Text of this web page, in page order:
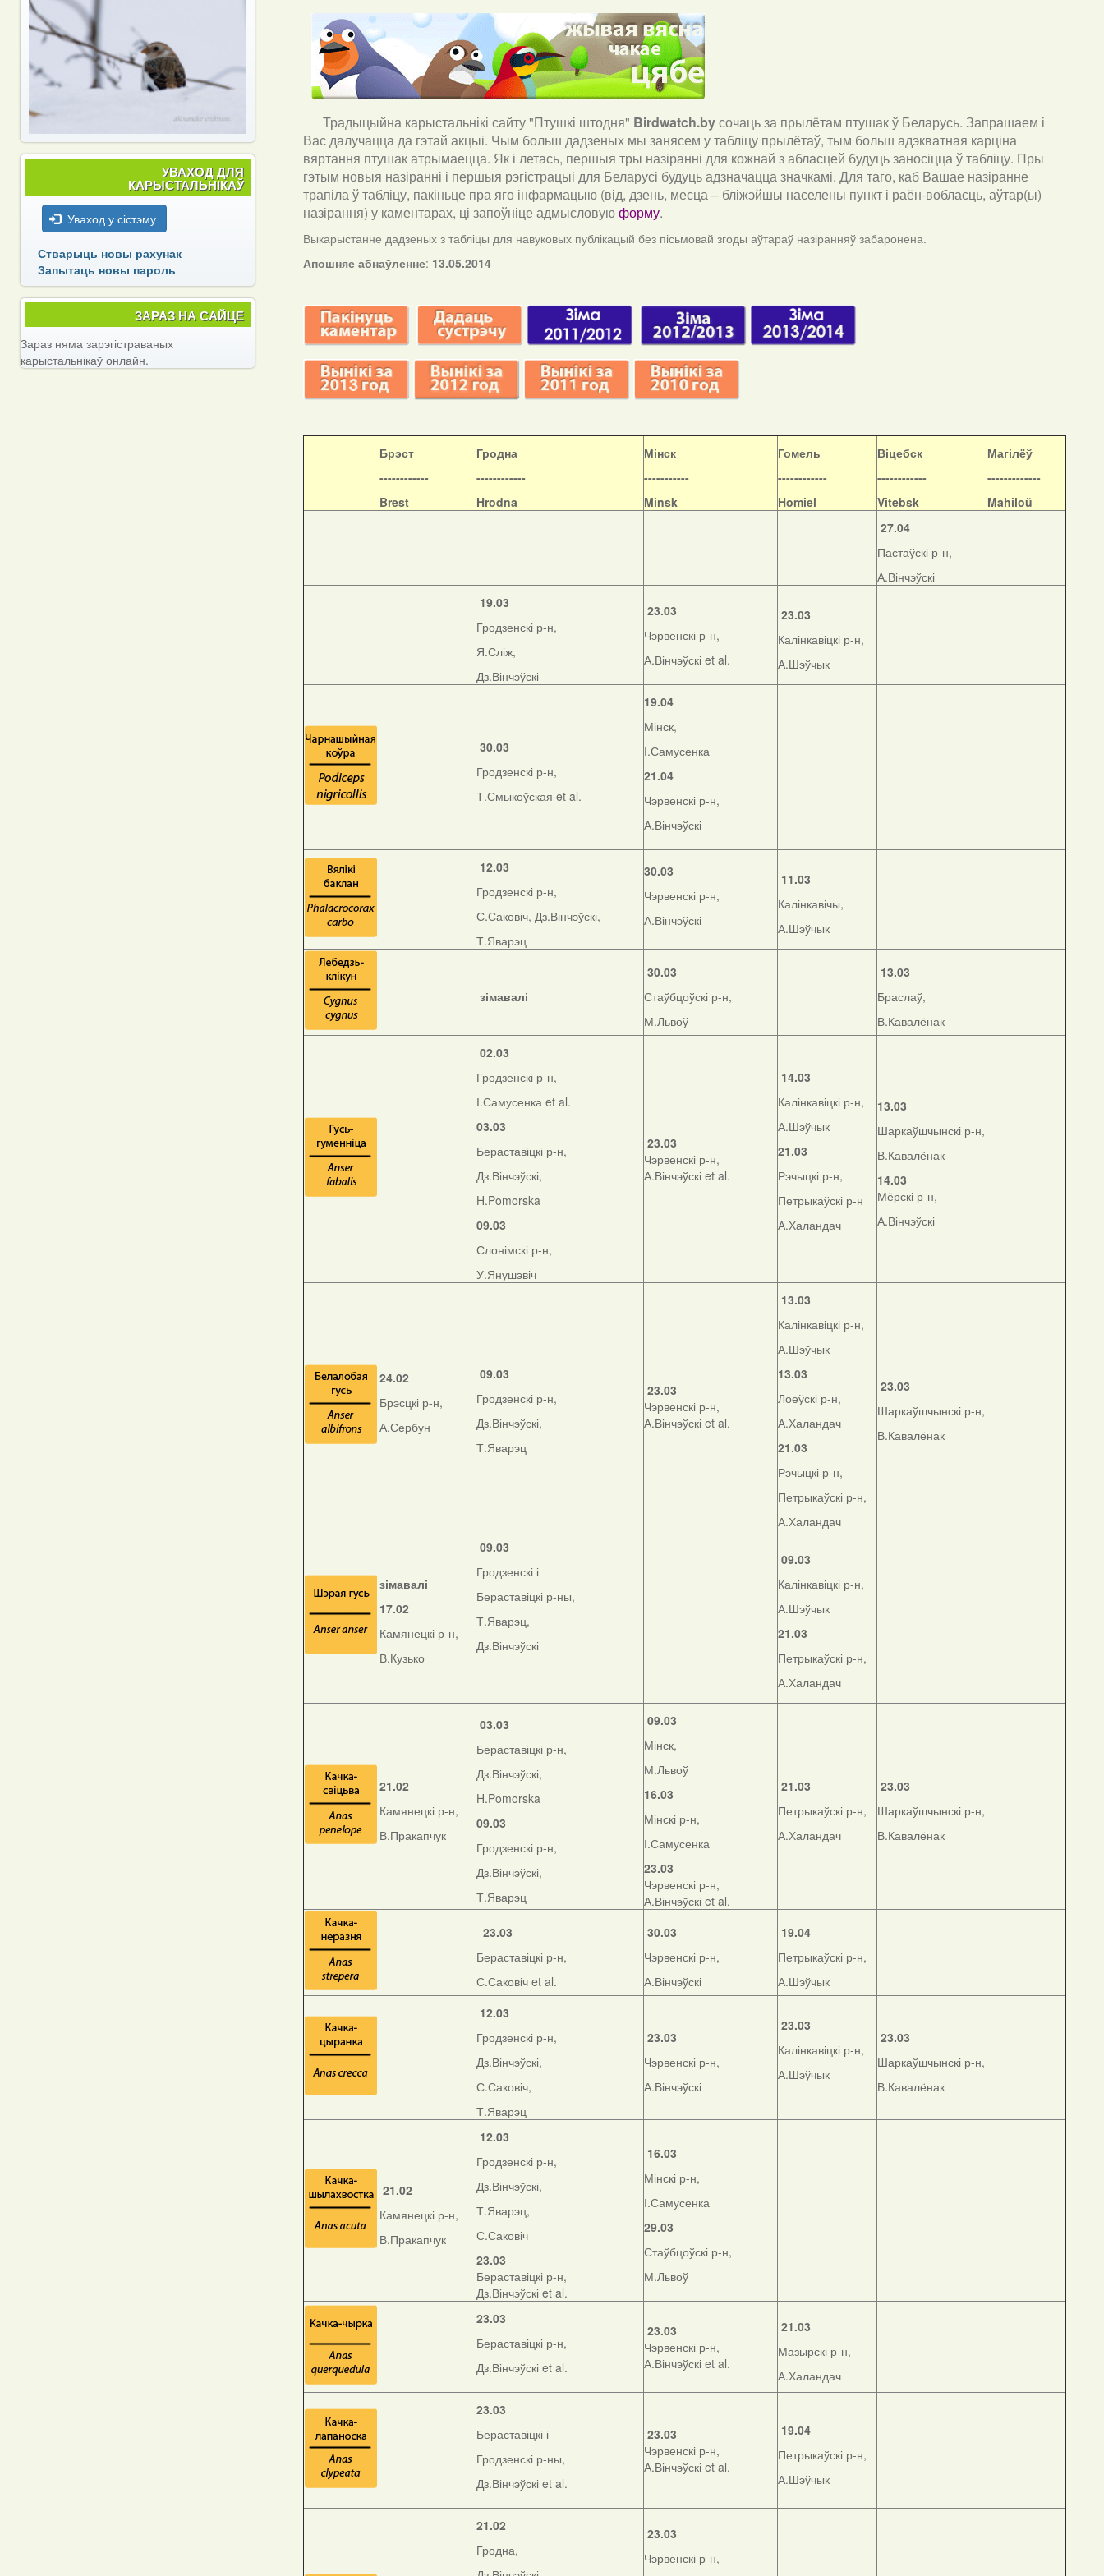
Традыцыйна карыстальнікі сайту "Птушкі штодня" Birdwatch.byсочаць за прылётам птушак ў Беларусь. Запрашаем і
Вас далучацца да гэтай акцыі. Чым больш дадзеных мы занясем у табліцу прылётаў, тым больш адэкватная карціна
вяртання птушак атрымаецца. Як і летась, першыя тры назіранні для кожнай з абласцей будуць заносіцца ў табліцу. Пры
гэтым новыя назіранні і першыя рэгістрацыі для Беларусі будуць адзначацца значкамі. Для таго, каб Вашае назіранне
трапіла ў табліцу, пакіньце пра яго інфармацыю (від, дзень, месца – бліжэйшы населены пункт і раён-вобласць, аўтар(ы)
назірання) у каментарах, ці запоўніце адмысловуюформу.
Выкарыстанне дадзеных з табліцы для навуковых публікацый без пісьмовай згоды аўтараў назіранняў забаронена.
Апошняе абнаўленне: 13.05.2014
Брэст
------------
Brest
Гродна
------------
Hrodna
Мінск
-----------
Minsk
Гомель
------------
Homiel
Віцебск
------------
Vitebsk
Магілёў
-------------
Mahiloŭ
27.04
Пастаўскі р-н,
А.Вінчэўскі
19.03
Гродзенскі р-н,
Я.Сліж,
Дз.Вінчэўскі
23.03
Чэрвенскі р-н,
А.Вінчэўскі et al.
23.03
Калінкавіцкі р-н,
А.Шэўчык
30.03
Гродзенскі р-н,
Т.Смыкоўская et al.
19.04
Мінск,
І.Самусенка
21.04
Чэрвенскі р-н,
А.Вінчэўскі
12.03
Гродзенскі р-н,
С.Саковіч, Дз.Вінчэўскі,
Т.Яварэц
30.03
Чэрвенскі р-н,
А.Вінчэўскі
11.03
Калінкавічы,
А.Шэўчык
зімавалі
30.03
Стаўбцоўскі р-н,
М.Львоў
13.03
Браслаў,
В.Кавалёнак
02.03
Гродзенскі р-н,
І.Самусенка et al.
03.03
Бераставіцкі р-н,
Дз.Вінчэўскі,
H.Pomorska
09.03
Слонімскі р-н,
У.Янушэвіч
23.03
Чэрвенскі р-н,
А.Вінчэўскі et al.
14.03
Калінкавіцкі р-н,
А.Шэўчык
21.03
Рэчыцкі р-н,
Петрыкаўскі р-н
А.Халандач
13.03
Шаркаўшчынскі р-н,
В.Кавалёнак
14.03
Мёрскі р-н,
А.Вінчэўскі
24.02
Брэсцкі р-н,
А.Сербун
09.03
Гродзенскі р-н,
Дз.Вінчэўскі,
Т.Яварэц
23.03
Чэрвенскі р-н,
А.Вінчэўскі et al.
13.03
Калінкавіцкі р-н,
А.Шэўчык
13.03
Лоеўскі р-н,
А.Халандач
21.03
Рэчыцкі р-н,
Петрыкаўскі р-н,
А.Халандач
23.03
Шаркаўшчынскі р-н,
В.Кавалёнак
зімавалі
17.02
Камянецкі р-н,
В.Кузько
09.03
Гродзенскі і
Бераставіцкі р-ны,
Т.Яварэц,
Дз.Вінчэўскі
09.03
Калінкавіцкі р-н,
А.Шэўчык
21.03
Петрыкаўскі р-н,
А.Халандач
21.02
Камянецкі р-н,
В.Пракапчук
03.03
Бераставіцкі р-н,
Дз.Вінчэўскі,
H.Pomorska
09.03
Гродзенскі р-н,
Дз.Вінчэўскі,
Т.Яварэц
09.03
Мінск,
М.Львоў
16.03
Мінскі р-н,
І.Самусенка
23.03
Чэрвенскі р-н,
А.Вінчэўскі et al.
21.03
Петрыкаўскі р-н,
А.Халандач
23.03
Шаркаўшчынскі р-н,
В.Кавалёнак
23.03
Бераставіцкі р-н,
С.Саковіч et al.
30.03
Чэрвенскі р-н,
А.Вінчэўскі
19.04
Петрыкаўскі р-н,
А.Шэўчык
12.03
Гродзенскі р-н,
Дз.Вінчэўскі,
С.Саковіч,
Т.Яварэц
23.03
Чэрвенскі р-н,
А.Вінчэўскі
23.03
Калінкавіцкі р-н,
А.Шэўчык
23.03
Шаркаўшчынскі р-н,
В.Кавалёнак
21.02
Камянецкі р-н,
В.Пракапчук
12.03
Гродзенскі р-н,
Дз.Вінчэўскі,
Т.Яварэц,
С.Саковіч
23.03
Бераставіцкі р-н,
Дз.Вінчэўскі et al.
16.03
Мінскі р-н,
І.Самусенка
29.03
Стаўбцоўскі р-н,
М.Львоў
23.03
Бераставіцкі р-н,
Дз.Вінчэўскі et al.
23.03
Чэрвенскі р-н,
А.Вінчэўскі et al.
21.03
Мазырскі р-н,
А.Халандач
23.03
Бераставіцкі і
Гродзенскі р-ны,
Дз.Вінчэўскі et al.
23.03
Чэрвенскі р-н,
А.Вінчэўскі et al.
19.04
Петрыкаўскі р-н,
А.Шэўчык
21.02
Гродна,
23.03
Чэрвенскі р-н,
УВАХОД ДЛЯ
КАРЫСТАЛЬНІКАЎ
Уваход у сістэму
Стварыць новы рахунак
Запытаць новы пароль
ЗАРАЗ НА САЙЦЕ
Зараз няма зарэгістраваных
карыстальнікаў онлайн.